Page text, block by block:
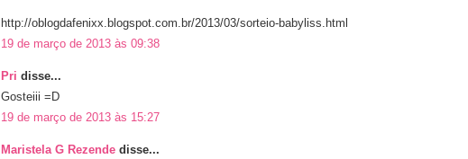
http://oblogdafenixx.blogspot.com.br/2013/03/sorteio-babyliss.html
19 de março de 2013 às 09:38
Pri disse...
Gosteiii =D
19 de março de 2013 às 15:27
Maristela G Rezende disse...